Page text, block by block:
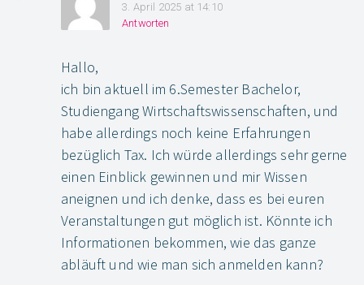
3. April 2025 at 14:10
Antworten
Hallo,
ich bin aktuell im 6.Semester Bachelor,
Studiengang Wirtschaftswissenschaften, und
habe allerdings noch keine Erfahrungen
bezüglich Tax. Ich würde allerdings sehr gerne
einen Einblick gewinnen und mir Wissen
aneignen und ich denke, dass es bei euren
Veranstaltungen gut möglich ist. Könnte ich
Informationen bekommen, wie das ganze
abläuft und wie man sich anmelden kann?